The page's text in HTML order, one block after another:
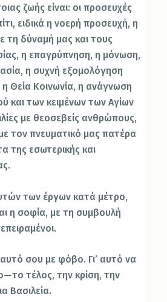
ζωής είναι: οι προσευχές
ειδικά η νοερή προσευχή, η
τη δύναμή μας και τους
η επαγρύπνηση, η μόνωση,
η συχνή εξομολόγηση
Θεία Κοινωνία, η ανάγνωση
και των κειμένων των Αγίων
με θεοσεβείς ανθρώπους,
τον πνευματικό μας πατέρα
της εσωτερικής και
των έργων κατά μέτρο,
η σοφία, με τη συμβουλή
σου με φόβο. Γι’ αυτό να
τέλος, την κρίση, την
Βασιλεία.